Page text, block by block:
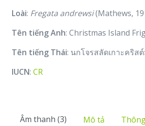
Loài: Fregata andrewsi(Mathews,
Tên tiếng Anh: Christmas Island
Tên tiếng Thái: นกโจรสลัดเกาะคริส
IUCN: CR
Âm thanh (3) Mô tả